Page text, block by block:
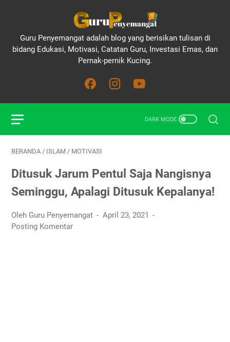
Guru Penyemangat adalah blog yang berisikan tulisan di
bidang Edukasi, Motivasi, Catatan Guru, Investasi Emas, dan
Pernak-pernik Kucing.
BERANDA / ISLAM / MOTIVASI
Ditusuk Jarum Pentul Saja Nangisnya
Seminggu, Apalagi Ditusuk Kepalanya!
Oleh Guru Penyemangat
April 23, 2021
Posting Komentar